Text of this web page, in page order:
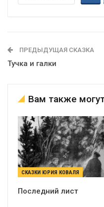
ПРЕДЫДУЩАЯ СКАЗКА
Тучка и галки
Вам также
СКАЗКИ ЮРИЯ КОВАЛЯ
Последний лист